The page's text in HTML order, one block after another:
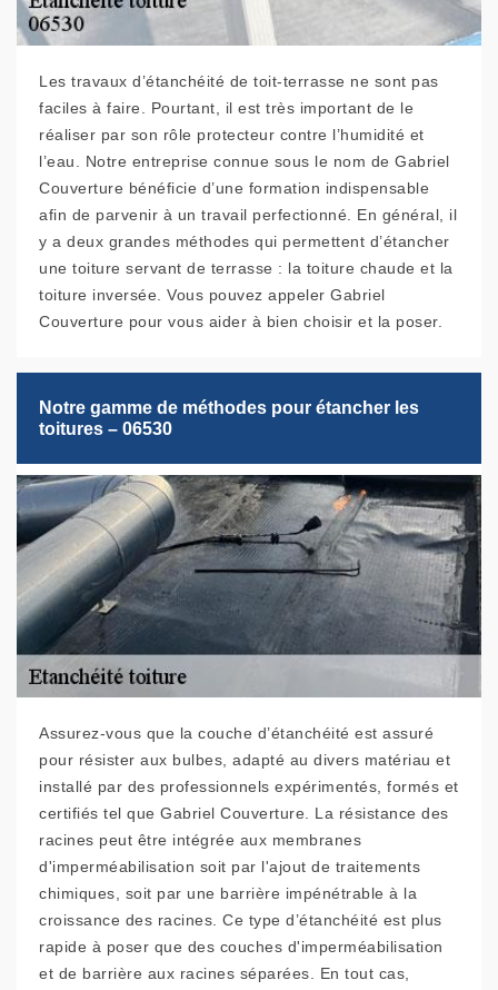
Les travaux d’étanchéité de toit-terrasse ne sont pas
faciles à faire. Pourtant, il est très important de le
réaliser par son rôle protecteur contre l’humidité et
l’eau. Notre entreprise connue sous le nom de Gabriel
Couverture bénéficie d’une formation indispensable
afin de parvenir à un travail perfectionné. En général, il
y a deux grandes méthodes qui permettent d’étancher
une toiture servant de terrasse : la toiture chaude et la
toiture inversée. Vous pouvez appeler Gabriel
Couverture pour vous aider à bien choisir et la poser.
Notre gamme de méthodes pour étancher les
toitures – 06530
Assurez-vous que la couche d’étanchéité est assuré
pour résister aux bulbes, adapté au divers matériau et
installé par des professionnels expérimentés, formés et
certifiés tel que Gabriel Couverture. La résistance des
racines peut être intégrée aux membranes
d'imperméabilisation soit par l'ajout de traitements
chimiques, soit par une barrière impénétrable à la
croissance des racines. Ce type d’étanchéité est plus
rapide à poser que des couches d'imperméabilisation
et de barrière aux racines séparées. En tout cas,